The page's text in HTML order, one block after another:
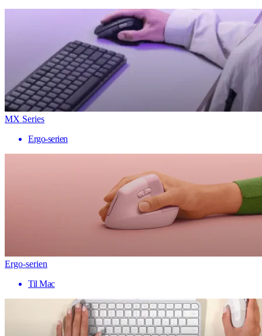
MX Series
Ergo-serien
Ergo-serien
Til Mac